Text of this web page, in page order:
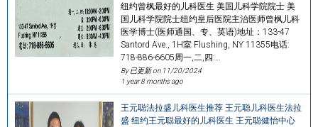
纽约曾枫最好的儿科医生 美国儿科学院院士 美
国儿科学院院士纽约皇后医院主治医师曾枫儿科
医学博士(医师通国、专、英语)地址：133-47
Santord Ave., 1H室 Flushing, NY 11355电话:
718-886-6605周一,二,四:…
By 已更新 on 11/20/2024
1 year 8 months ago
王元聪法拉盛儿科医生推荐 王元聪儿科医生法拉
盛 纽约王元聪最好的儿科医生 王元聪健怡中心